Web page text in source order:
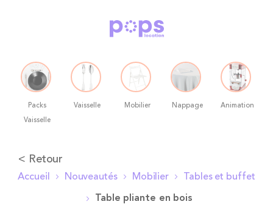
Packs
Vaisselle
Vaisselle Mobilier Nappage Animation
Allez
contenu
< Retour
Accueil Nouveautés Mobilier Tables et buffet
Table pliante en bois